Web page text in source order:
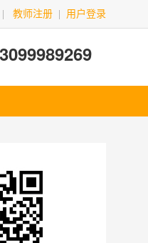
教师注册 用户登录